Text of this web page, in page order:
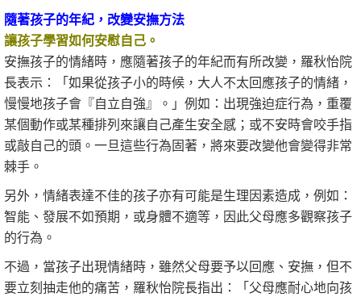
隨著孩子的年紀，改變安撫方法
讓孩子學習如何安慰自己。
安撫孩子的情緒時，應隨著孩子的年紀而有所改變，羅秋怡院
長表示：「如果從孩子小的時候，大人不太回應孩子的情緒，
慢慢地孩子會『自立自強』。」例如：出現強迫症行為，重覆
某個動作或某種排列來讓自己產生安全感；或不安時會咬手指
或敲自己的頭。一旦這些行為固著，將來要改變他會變得非常
棘手。
另外，情緒表達不佳的孩子亦有可能是生理因素造成，例如：
智能、發展不如預期，或身體不適等，因此父母應多觀察孩子
的行為。
不過，當孩子出現情緒時，雖然父母要予以回應、安撫，但不
要立刻抽走他的痛苦，羅秋怡院長指出：「父母應耐心地向孩